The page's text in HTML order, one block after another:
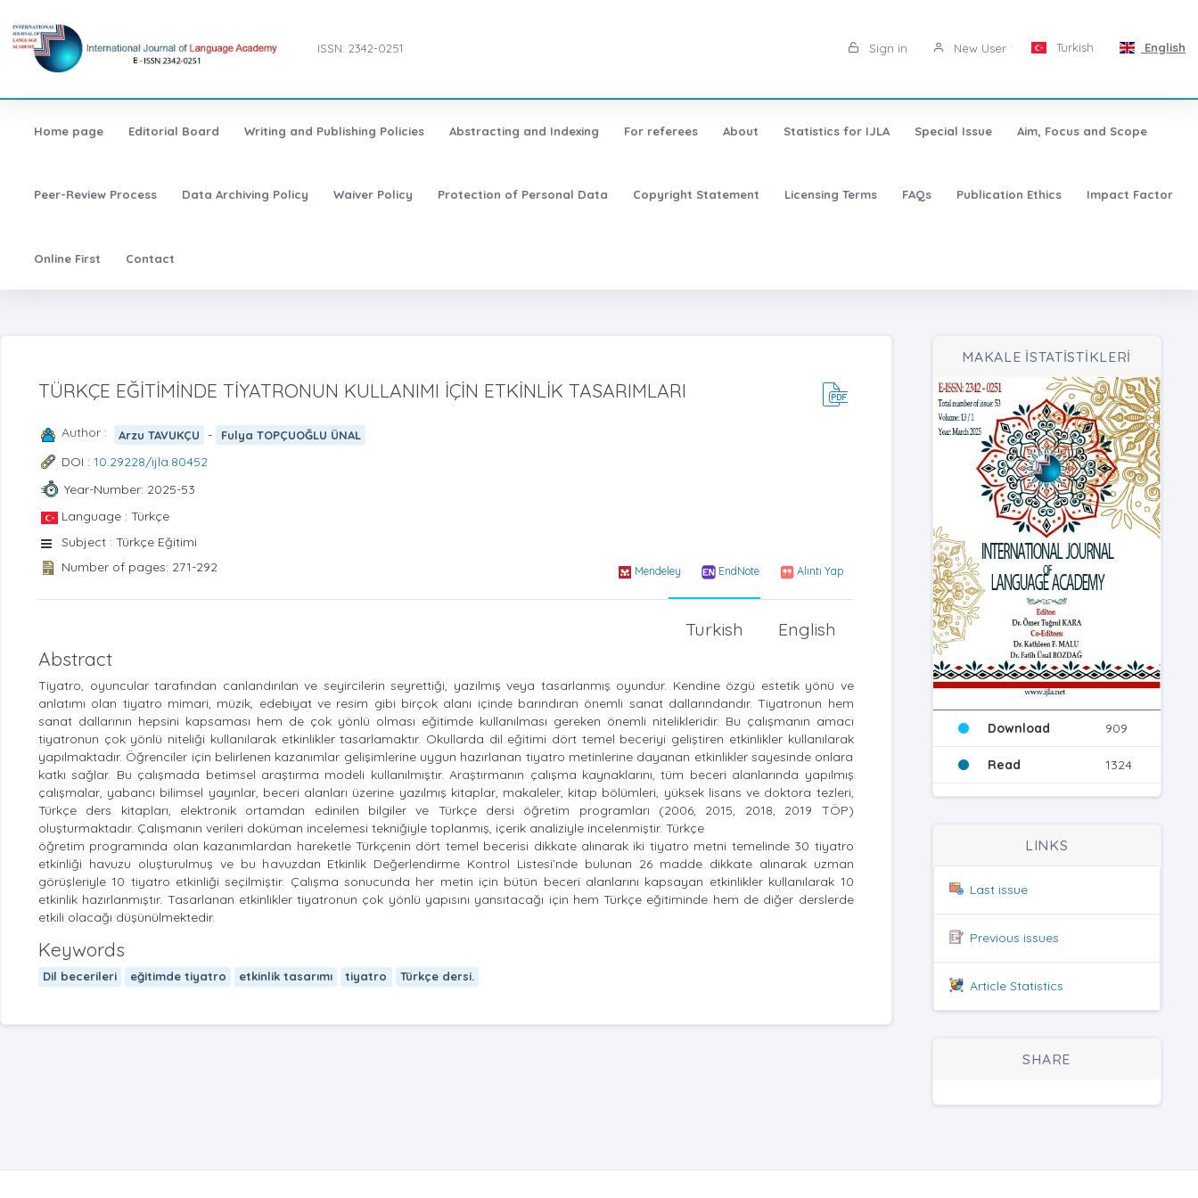
ISSN: 2342-0251 Sign in New User Turkish English
Home page Editorial Board Writing and Publishing Policies Abstracting and Indexing For referees About Statistics for IJLA Special Issue Aim, Focus and Scope
Peer-Review Process Data Archiving Policy Waiver Policy Protection of Personal Data Copyright Statement Licensing Terms FAQs Publication Ethics Impact Factor
Online First Contact
TÜRKÇE EĞİTİMİNDE TİYATRONUN KULLANIMI İÇİN ETKİNLİK TASARIMLARI
Author : Arzu TAVUKÇU - Fulya TOPÇUOĞLU ÜNAL
DOI : 10.29228/ijla.80452
Year-Number: 2025-53
Language : Türkçe
Subject : Türkçe Eğitimi
Number of pages: 271-292
Mendeley EndNote Alıntı Yap
English
Turkish
Abstract
Tiyatro, oyuncular tarafından canlandırılan ve seyircilerin seyrettiği, yazılmış veya tasarlanmış oyundur. Kendine özgü estetik yönü ve
anlatımı olan tiyatro mimari, müzik, edebiyat ve resim gibi birçok alanı içinde barındıran önemli sanat dallarındandır. Tiyatronun hem
sanat dallarının hepsini kapsaması hem de çok yönlü olması eğitimde kullanılması gereken önemli nitelikleridir. Bu çalışmanın amacı
tiyatronun çok yönlü niteliği kullanılarak etkinlikler tasarlamaktır. Okullarda dil eğitimi dört temel beceriyi geliştiren etkinlikler kullanılarak
yapılmaktadır. Öğrenciler için belirlenen kazanımlar gelişimlerine uygun hazırlanan tiyatro metinlerine dayanan etkinlikler sayesinde onlara
katkı sağlar. Bu çalışmada betimsel araştırma modeli kullanılmıştır. Araştırmanın çalışma kaynaklarını, tüm beceri alanlarında yapılmış
çalışmalar, yabancı bilimsel yayınlar, beceri alanları üzerine yazılmış kitaplar, makaleler, kitap bölümleri, yüksek lisans ve doktora tezleri,
Türkçe ders kitapları, elektronik ortamdan edinilen bilgiler ve Türkçe dersi öğretim programları (2006, 2015, 2018, 2019 TÖP)
oluşturmaktadır. Çalışmanın verileri doküman incelemesi tekniğiyle toplanmış, içerik analiziyle incelenmiştir. Türkçe
öğretim programında olan kazanımlardan hareketle Türkçenin dört temel becerisi dikkate alınarak iki tiyatro metni temelinde 30 tiyatro
etkinliği havuzu oluşturulmuş ve bu havuzdan Etkinlik Değerlendirme Kontrol Listesi’nde bulunan 26 madde dikkate alınarak uzman
görüşleriyle 10 tiyatro etkinliği seçilmiştir. Çalışma sonucunda her metin için bütün beceri alanlarını kapsayan etkinlikler kullanılarak 10
etkinlik hazırlanmıştır. Tasarlanan etkinlikler tiyatronun çok yönlü yapısını yansıtacağı için hem Türkçe eğitiminde hem de diğer derslerde
etkili olacağı düşünülmektedir.
Keywords
Dil becerileri eğitimde tiyatro etkinlik tasarımı tiyatro Türkçe dersi.
MAKALE İSTATİSTİKLERİ
Download 909
Read 1324
LINKS
Last issue
Previous issues
Article Statistics
SHARE